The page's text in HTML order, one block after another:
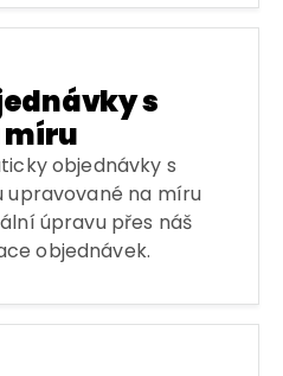
s
míru
objednávky s
upravované na míru
úpravu přes náš
objednávek.